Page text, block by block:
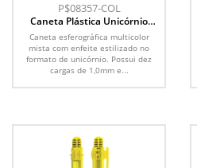
P$08357-COL
Caneta Plástica Unicórnio
Multicolor
Caneta esferográfica multicolor
mista com enfeite estilizado no
formato de unicórnio. Possui dez
cargas de 1,0mm e...